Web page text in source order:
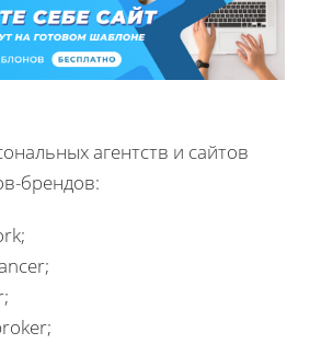
агентств и сайтов
брендов: